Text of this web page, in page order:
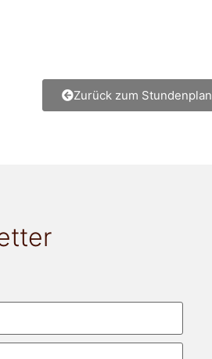
Zurück zum Stundenplan